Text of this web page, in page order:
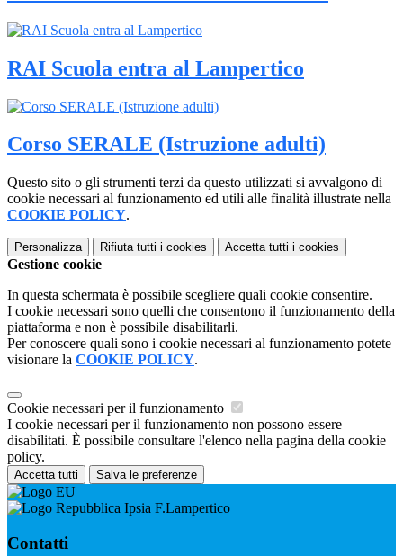
RAI Scuola entra al Lampertico
Corso SERALE (Istruzione adulti)
Questo sito o gli strumenti terzi da questo utilizzati si avvalgono di
cookie necessari al funzionamento ed utili alle finalità illustrate nella
COOKIE POLICY.
Personalizza Rifiuta tutti i cookies Accetta tutti i cookies
Gestione cookie
In questa schermata è possibile scegliere quali cookie consentire.
I cookie necessari sono quelli che consentono il funzionamento della
piattaforma e non è possibile disabilitarli.
Per conoscere quali sono i cookie necessari al funzionamento potete
visionare la COOKIE POLICY.
Cookie necessari per il funzionamento
I cookie necessari per il funzionamento non possono essere
disabilitati. È possibile consultare l'elenco nella pagina della cookie
policy.
Accetta tutti Salva le preferenze
Ipsia F.Lampertico
Contatti